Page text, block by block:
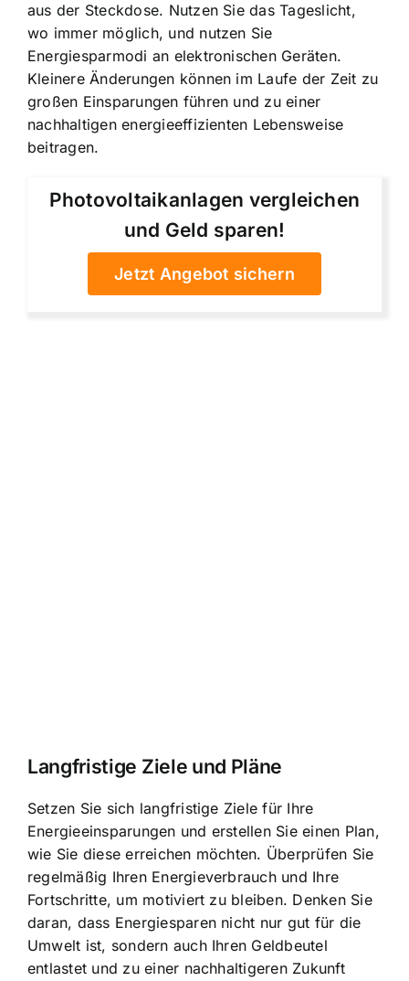
aus der Steckdose. Nutzen Sie das Tageslicht,
wo immer möglich, und nutzen Sie
Energiesparmodi an elektronischen Geräten.
Kleinere Änderungen können im Laufe der Zeit zu
großen Einsparungen führen und zu einer
nachhaltigen energieeffizienten Lebensweise
beitragen.
Photovoltaikanlagen vergleichen
und Geld sparen!
Jetzt Angebot sichern
Langfristige Ziele und Pläne
Setzen Sie sich langfristige Ziele für Ihre
Energieeinsparungen und erstellen Sie einen Plan,
wie Sie diese erreichen möchten. Überprüfen Sie
regelmäßig Ihren Energieverbrauch und Ihre
Fortschritte, um motiviert zu bleiben. Denken Sie
daran, dass Energiesparen nicht nur gut für die
Umwelt ist, sondern auch Ihren Geldbeutel
entlastet und zu einer nachhaltigeren Zukunft